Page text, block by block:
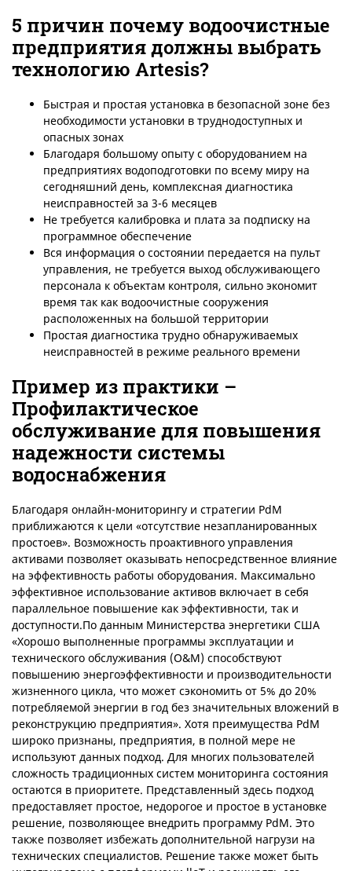
5 причин почему водоочистные
предприятия должны выбрать
технологию Artesis?
Быстрая и простая установка в безопасной зоне без
необходимости установки в труднодоступных и
опасных зонах
Благодаря большому опыту с оборудованием на
предприятиях водоподготовки по всему миру на
сегодняшний день, комплексная диагностика
неисправностей за 3-6 месяцев
Не требуется калибровка и плата за подписку на
программное обеспечение
Вся информация о состоянии передается на пульт
управления, не требуется выход обслуживающего
персонала к объектам контроля, сильно экономит
время так как водоочистные сооружения
расположенных на большой территории
Простая диагностика трудно обнаруживаемых
неисправностей в режиме реального времени
Пример из практики –
Профилактическое
обслуживание для повышения
надежности системы
водоснабжения
Благодаря онлайн-мониторингу и стратегии PdM
приближаются к цели «отсутствие незапланированных
простоев». Возможность проактивного управления
активами позволяет оказывать непосредственное влияние
на эффективность работы оборудования. Максимально
эффективное использование активов включает в себя
параллельное повышение как эффективности, так и
доступности.По данным Министерства энергетики США
«Хорошо выполненные программы эксплуатации и
технического обслуживания (O&M) способствуют
повышению энергоэффективности и производительности
жизненного цикла, что может сэкономить от 5% до 20%
потребляемой энергии в год без значительных вложений в
реконструкцию предприятия». Хотя преимущества PdM
широко признаны, предприятия, в полной мере не
используют данных подход. Для многих пользователей
сложность традиционных систем мониторинга состояния
остаются в приоритете. Представленный здесь подход
предоставляет простое, недорогое и простое в установке
решение, позволяющее внедрить программу PdM. Это
также позволяет избежать дополнительной нагрузи на
технических специалистов. Решение также может быть